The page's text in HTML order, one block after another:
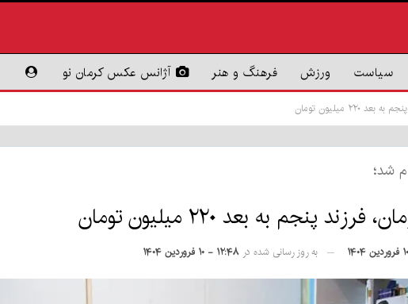
سیاست ورزش فرهنگ و هنر آژانس عکس کرمان نو
به روز رسانی شده در ۱۲:۴۸ - ۱۰ فروردین ۱۴۰۴